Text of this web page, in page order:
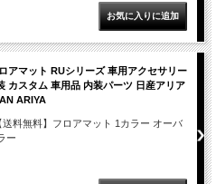
アマット RUシリーズ 車用アクセサリー
カスタム 車用品 内装パーツ 日産アリア
ARIYA
送料無料】フロアマット 1カラー オーバ
ー